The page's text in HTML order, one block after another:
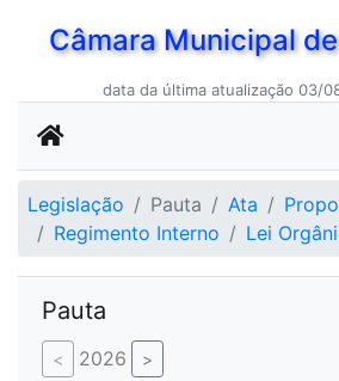
Câmara Municipal
data da última atualização 03/
Legislação Pauta Ata
Regimento Interno
Lei
Pauta
2026